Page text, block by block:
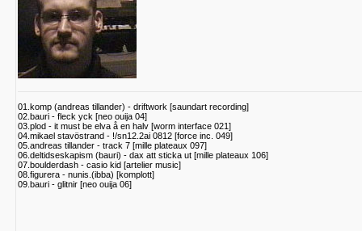
01.komp (andreas tillander) - driftwork [saundart recording]
02.bauri - fleck yck [neo ouija 04]
03.plod - it must be elva å en halv [worm interface 021]
04.mikael stavöstrand - !/sn12.2ai 0812 [force inc. 049]
05.andreas tillander - track 7 [mille plateaux 097]
06.deltidseskapism (bauri) - dax att sticka ut [mille plateaux 106]
07.boulderdash - casio kid [artelier music]
08.figurera - nunis.(ibba) [komplott]
09.bauri - glitnir [neo ouija 06]